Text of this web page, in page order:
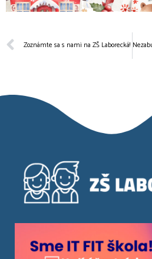
Zoznámte sa s nami na ZŠ Laborecká!